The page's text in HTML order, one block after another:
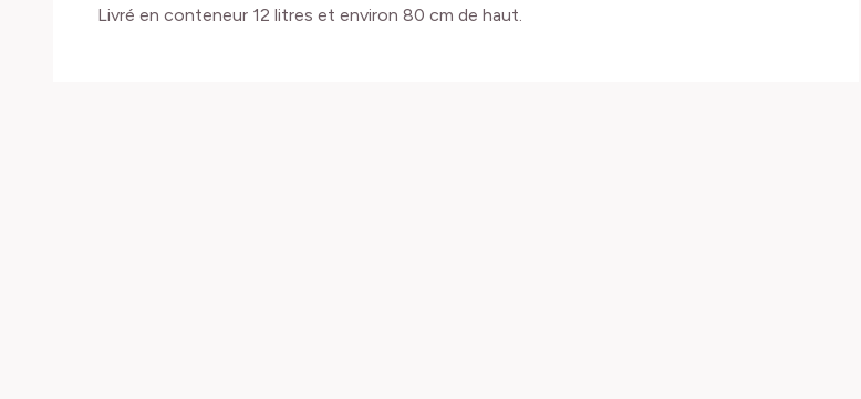
Livré en conteneur 12 litres et environ 80 cm de haut.